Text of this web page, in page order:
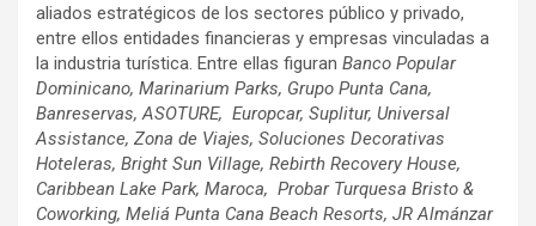
aliados estratégicos de los sectores público y privado,
entre ellos entidades financieras y empresas vinculadas a
la industria turística. Entre ellas figuran Banco Popular
Dominicano, Marinarium Parks, Grupo Punta Cana,
Banreservas, ASOTURE, Europcar, Suplitur, Universal
Assistance, Zona de Viajes, Soluciones Decorativas
Hoteleras, Bright Sun Village, Rebirth Recovery House,
Caribbean Lake Park, Maroca, Probar Turquesa Bristo &
Coworking, Meliá Punta Cana Beach Resorts, JR Almánzar